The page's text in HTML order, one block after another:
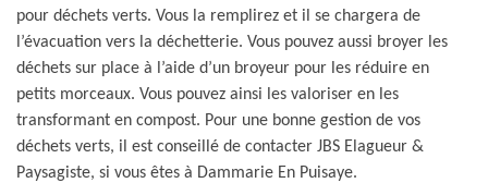
pour déchets verts. Vous la remplirez et il se chargera de
l’évacuation vers la déchetterie. Vous pouvez aussi broyer les
déchets sur place à l’aide d’un broyeur pour les réduire en
petits morceaux. Vous pouvez ainsi les valoriser en les
transformant en compost. Pour une bonne gestion de vos
déchets verts, il est conseillé de contacter JBS Elagueur &
Paysagiste, si vous êtes à Dammarie En Puisaye.